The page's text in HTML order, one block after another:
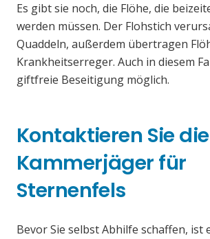
Es gibt sie noch, die Flöhe, die
werden müssen. Der Flohstich
Quaddeln, außerdem übertragen
Krankheitserreger. Auch in diesem
giftfreie Beseitigung möglich.
Kontaktieren Sie die
Kammerjäger für
Sternenfels
Bevor Sie selbst Abhilfe schaffen, ist